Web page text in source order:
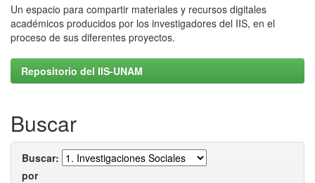
Un espacio para compartir materiales y recursos digitales
académicos producidos por los investigadores del IIS, en el
proceso de sus diferentes proyectos.
Repositorio del IIS-UNAM
Buscar
Buscar:
por